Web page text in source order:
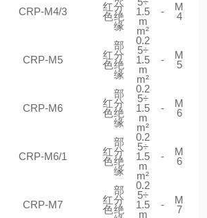
CRP-M4/3
红
色
分
绝
缘
1.5
m
m²
-
M
4
CRP-M5
红
色
部
分
绝
缘
0.2
5÷
1.5
m
m²
-
M
5
CRP-M6
红
色
部
分
绝
缘
0.2
5÷
1.5
m
m²
-
M
6
CRP-M6/1
红
色
部
分
绝
缘
0.2
5÷
1.5
m
m²
-
M
6
CRP-M7
红
色
部
分
绝
0.2
5÷
1.5
m
-
M
7